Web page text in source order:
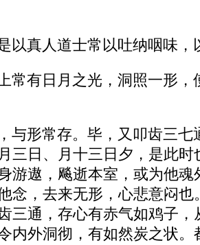
真人道士常以吐纳咽味，
常有日月之光，洞照一形
形常存。毕，又叩齿三七
日、月十三日夕，是此
遨，飚逝本室，或为他
，去来无形，心悲意闷
通，存心有赤气如鸡子
外洞彻，有如然炭之状